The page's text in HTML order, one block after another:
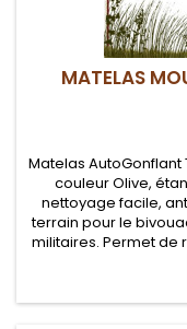
MATELAS
Matelas AutoGonflant
couleur Olive,
nettoyage facile,
terrain pour le
militaires. Permet de